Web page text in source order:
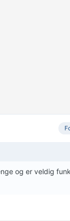
og er veldig